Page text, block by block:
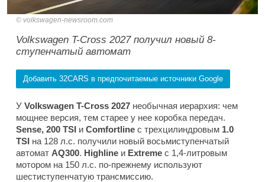
volkswagen-newsroom.com
Volkswagen T-Cross 2027 получил новый 8-
ступенчатый автомат
Добавить 32CARS в предпочитаемые источники Google
У Volkswagen T-Cross 2027 необычная иерархия: чем
мощнее версия, тем старее у нее коробка передач.
Sense, 200 TSI и Comfortline с трехцилиндровым 1.0
TSI на 128 л.с. получили новый восьмиступенчатый
автомат AQ300. Highline и Extreme с 1,4-литровым
мотором на 150 л.с. по-прежнему используют
шестиступенчатую трансмиссию.